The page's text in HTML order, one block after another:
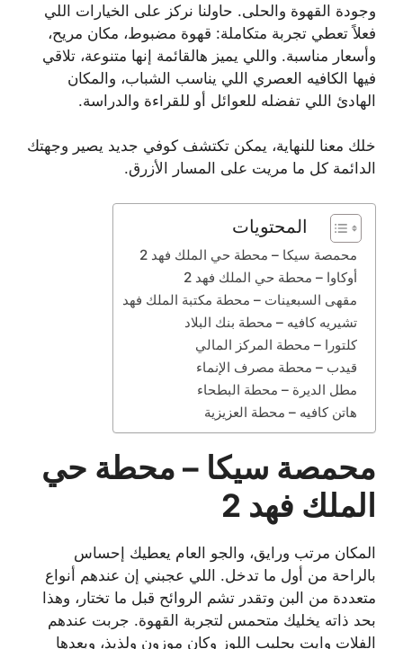
وجودة القهوة والحلى. حاولنا نركز على الخيارات اللي
فعلاً تعطي تجربة متكاملة: قهوة مضبوط، مكان مريح،
وأسعار مناسبة. واللي يميز هالقائمة إنها متنوعة، تلاقي
فيها الكافيه العصري اللي يناسب الشباب، والمكان
الهادئ اللي تفضله للعوائل أو للقراءة والدراسة.
خلك معنا للنهاية، يمكن تكتشف كوفي جديد يصير وجهتك
الدائمة كل ما مريت على المسار الأزرق.
المحتويات
محمصة سيكا – محطة حي الملك فهد 2
أوكاوا – محطة حي الملك فهد 2
مقهى السبعينات – محطة مكتبة الملك فهد
تشيريه كافيه – محطة بنك البلاد
كلتورا – محطة المركز المالي
قيدب – محطة مصرف الإنماء
مطل الديرة – محطة البطحاء
هاتن كافيه – محطة العزيزية
محمصة سيكا – محطة حي
الملك فهد 2
المكان مرتب ورايق، والجو العام يعطيك إحساس
بالراحة من أول ما تدخل. اللي عجبني إن عندهم أنواع
متعددة من البن وتقدر تشم الروائح قبل ما تختار، وهذا
بحد ذاته يخليك متحمس لتجربة القهوة. جربت عندهم
الفلات وايت بحليب اللوز وكان موزون ولذيذ، وبعدها